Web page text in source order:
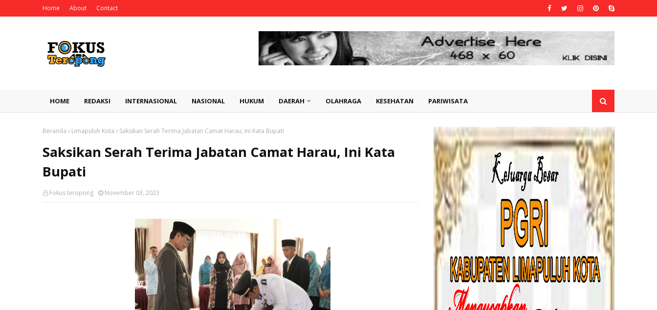
Home About Contact
HOME REDAKSI INTERNASIONAL NASIONAL HUKUM DAERAH OLAHRAGA KESEHATAN PARIWISATA
Beranda Limapuluh Kota Saksikan Serah Terima Jabatan Camat Harau, Ini Kata Bupati
Saksikan Serah Terima Jabatan Camat Harau, Ini Kata
Bupati
Fokus teropong November 03, 2023